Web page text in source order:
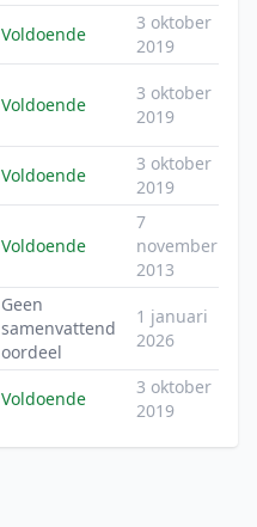
Voldoende
3 oktober
2019
Voldoende
3 oktober
2019
Voldoende
3 oktober
2019
Voldoende
7
november
2013
Geen
samenvattend
oordeel
1 januari
2026
Voldoende
3 oktober
2019